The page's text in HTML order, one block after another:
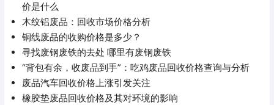
价是什么
木纹铝废品：回收市场价格分析
铜线废品的收购价格是多少？
寻找废钢废铁的去处 哪里有废钢废铁
“背包有余，收废品到手”：吃鸡废品回收价格查询与分析
废品汽车回收价格上涨引发关注
橡胶垫废品回收价格及其对环境的影响